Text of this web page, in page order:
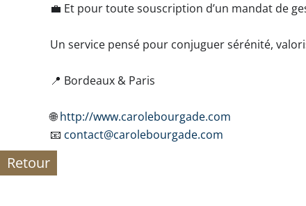
💼 Et pour toute souscription d’un mandat de
Un service pensé pour conjuguer sérénité,
📍 Bordeaux & Paris
🌐http://www.carolebourgade.com
📧 contact@carolebourgade.com
Retour